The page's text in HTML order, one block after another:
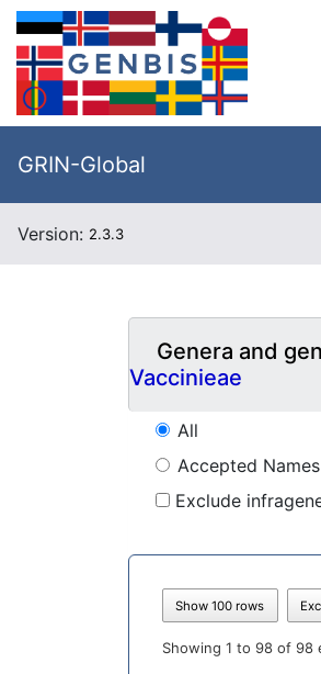
GRIN-Global
Version: 2.3.3
Genera and
Vaccinieae
All
Accepted Names
Exclude
Show 100 rows
Showing 1 to 98 of 98